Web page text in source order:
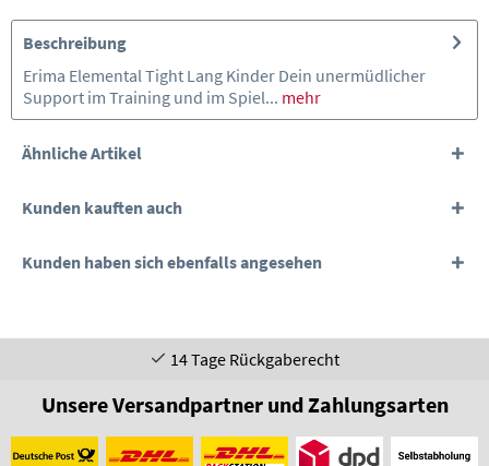
Beschreibung
Erima Elemental Tight Lang Kinder Dein unermüdlicher
Support im Training und im Spiel... mehr
Ähnliche Artikel
Kunden kauften auch
Kunden haben sich ebenfalls angesehen
14 Tage Rückgaberecht
Unsere Versandpartner und Zahlungsarten